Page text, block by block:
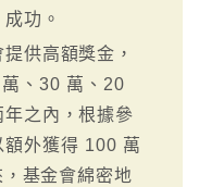
功。
供高額獎金，
、30 萬、20
之內，根據參
額外獲得 100 萬
基金會綿密地